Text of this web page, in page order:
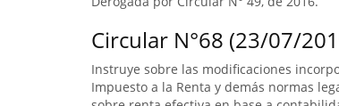
Circular N°68 (23/07/
Instruye sobre las modificaciones
Impuesto a la Renta y demás normas